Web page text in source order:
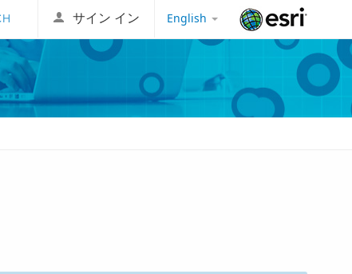
English
サイン イン